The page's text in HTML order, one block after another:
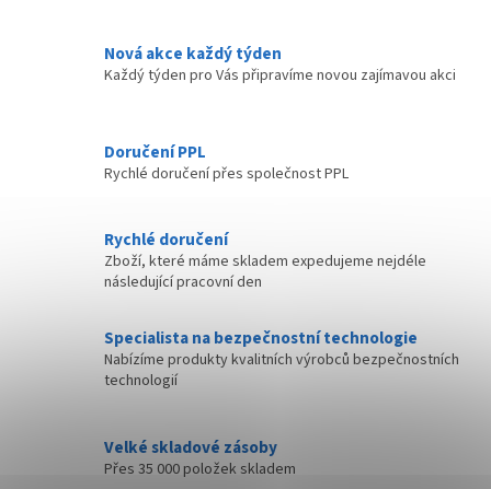
Nová akce každý týden
Každý týden pro Vás připravíme novou zajímavou akci
Doručení PPL
Rychlé doručení přes společnost PPL
Rychlé doručení
Zboží, které máme skladem expedujeme nejdéle
následující pracovní den
Specialista na bezpečnostní technologie
Nabízíme produkty kvalitních výrobců bezpečnostních
technologií
Velké skladové zásoby
Přes 35 000 položek skladem